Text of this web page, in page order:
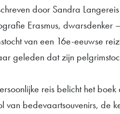
door Sandra
Erasmus, dwarsdenker
van een 16e-eeuwse
geleden dat zijn
reis belicht het
van bedevaartsouvenirs, de